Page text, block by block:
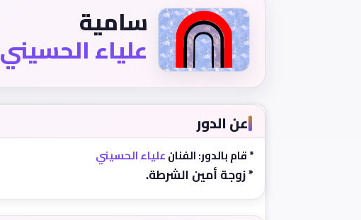
سامية
علياء الحسيني
عن الدور
* قام بالدور: الفنانعلياء الحسيني
* زوجة أمين الشرطة.